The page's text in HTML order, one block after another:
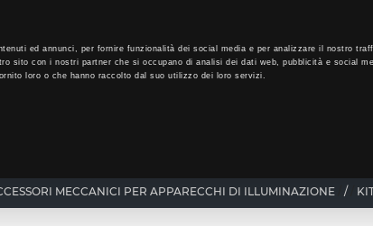
ed annunci, per fornire funzionalità dei social media e per analizzare il nostro
sito con i nostri partner che si occupano di analisi dei dati web, pubblicità e social
loro o che hanno raccolto dal suo utilizzo dei loro servizi.
MECCANICI PER APPARECCHI DI ILLUMINAZIONE /